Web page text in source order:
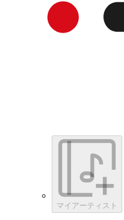
マイアーティスト